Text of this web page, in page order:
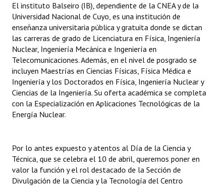
El instituto Balseiro (IB), dependiente de la CNEA y de la
Universidad Nacional de Cuyo, es una institución de
enseñanza universitaria pública y gratuita donde se dictan
las carreras de grado de Licenciatura en Física, Ingeniería
Nuclear, Ingeniería Mecánica e Ingeniería en
Telecomunicaciones. Además, en el nivel de posgrado se
incluyen Maestrías en Ciencias Físicas, Física Médica e
Ingeniería y los Doctorados en Física, Ingeniería Nuclear y
Ciencias de la Ingeniería. Su oferta académica se completa
con la Especialización en Aplicaciones Tecnológicas de la
Energía Nuclear.
Por lo antes expuesto y atentos al Día de la Ciencia y
Técnica, que se celebra el 10 de abril, queremos poner en
valor la función y el rol destacado de la Sección de
Divulgación de la Ciencia y la Tecnología del Centro